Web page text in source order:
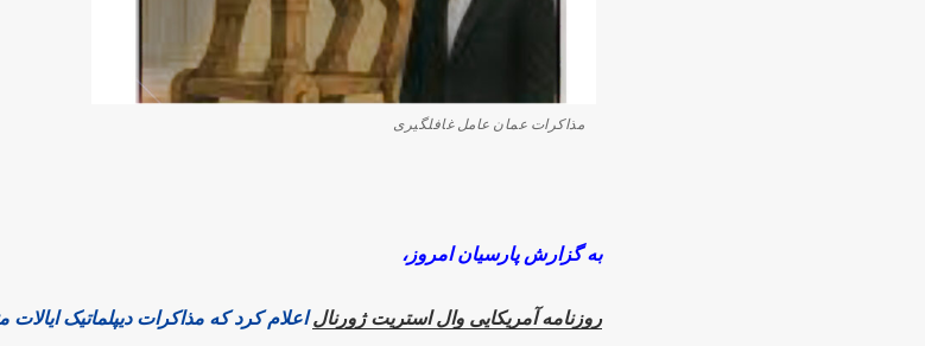
مذاکرات عمان عامل غافلگیری
به گزارش پارسیان امروز،
روزنامه آمریکایی وال استریت ژورنالاعلام کرد که مذاکرات دیپلماتیک ایالات